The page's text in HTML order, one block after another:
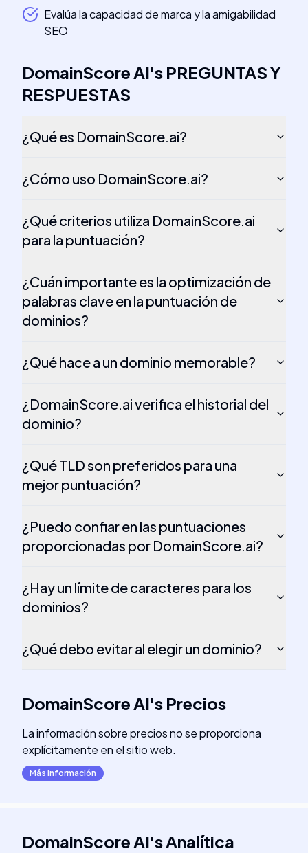
Evalúa la capacidad de marca y la amigabilidad
SEO
DomainScore AI's PREGUNTAS Y
RESPUESTAS
¿Qué es DomainScore.ai?
¿Cómo uso DomainScore.ai?
¿Qué criterios utiliza DomainScore.ai
para la puntuación?
¿Cuán importante es la optimización de
palabras clave en la puntuación de
dominios?
¿Qué hace a un dominio memorable?
¿DomainScore.ai verifica el historial del
dominio?
¿Qué TLD son preferidos para una
mejor puntuación?
¿Puedo confiar en las puntuaciones
proporcionadas por DomainScore.ai?
¿Hay un límite de caracteres para los
dominios?
¿Qué debo evitar al elegir un dominio?
DomainScore AI's Precios
La información sobre precios no se proporciona
explícitamente en el sitio web.
Más información
DomainScore AI'sAnalítica